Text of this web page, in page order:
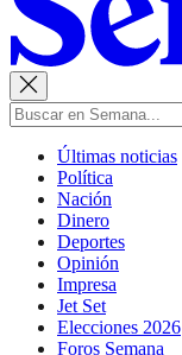
Últimas noticias
Política
Nación
Dinero
Deportes
Opinión
Impresa
Jet Set
Elecciones 2026
Foros Semana